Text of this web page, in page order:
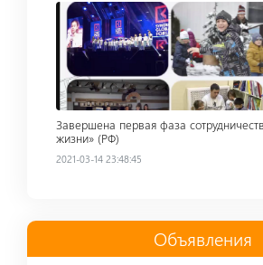
Read more
Завершена первая фаза
жизни» (РФ)
2021-03-14 23:48:45
Oбъявления